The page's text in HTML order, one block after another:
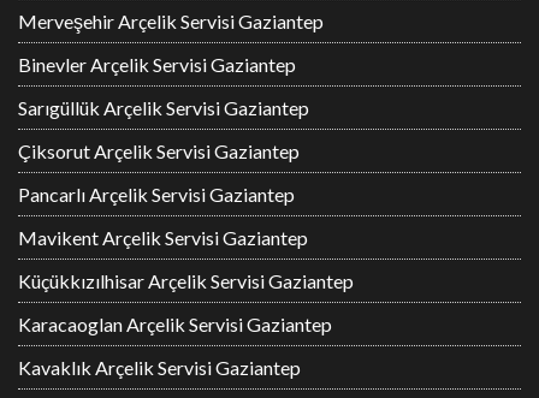
Merveşehir Arçelik Servisi Gaziantep
Binevler Arçelik Servisi Gaziantep
Sarıgüllük Arçelik Servisi Gaziantep
Çiksorut Arçelik Servisi Gaziantep
Pancarlı Arçelik Servisi Gaziantep
Mavikent Arçelik Servisi Gaziantep
Küçükkızılhisar Arçelik Servisi Gaziantep
Karacaoglan Arçelik Servisi Gaziantep
Kavaklık Arçelik Servisi Gaziantep